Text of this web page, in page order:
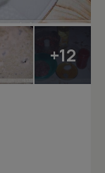
+12